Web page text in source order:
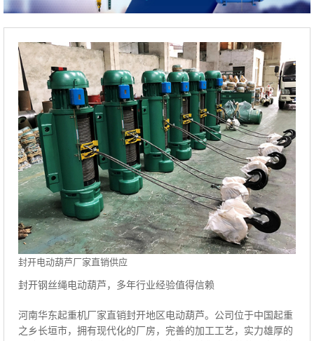
封开电动葫芦厂家直销供应
封开钢丝绳电动葫芦，多年行业经验值得信赖
河南华东起重机厂家直销封开地区电动葫芦。公司位于中国起重
之乡长垣市，拥有现代化的厂房，完善的加工工艺，实力雄厚的